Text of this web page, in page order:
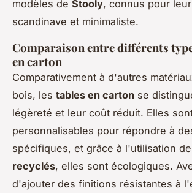
modèles de Stooly, connus pour
scandinave et minimaliste.
Comparaison entre différents
en carton
Comparativement à d'autres
bois, les tables en carton se
légèreté et leur coût réduit. Elles
personnalisables pour répondre à
spécifiques, et grâce à l'utilisation de
recyclés, elles sont écologiques.
d'ajouter des finitions résistantes à